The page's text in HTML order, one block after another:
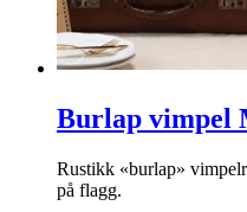
Burlap vimpel
Rustikk «burlap»
på flagg.